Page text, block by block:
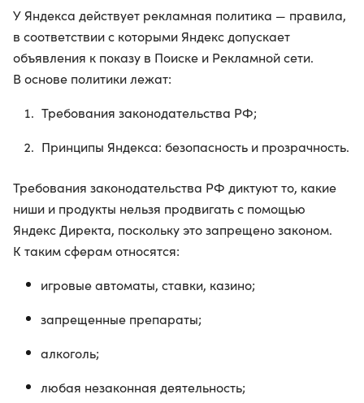
У Яндекса действует рекламная политика — правила,
в соответствии с которыми Яндекс допускает
объявления к показу в Поиске и Рекламной сети.
В основе политики лежат:
Требования законодательства РФ;
Принципы Яндекса: безопасность и прозрачность.
Требования законодательства РФ диктуют то, какие
ниши и продукты нельзя продвигать с помощью
Яндекс Директа, поскольку это запрещено законом.
К таким сферам относятся:
игровые автоматы, ставки, казино;
запрещенные препараты;
алкоголь;
любая незаконная деятельность;